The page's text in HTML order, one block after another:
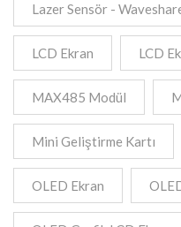
Lazer Sensör -
LCD Ekran LCD
MAX485 Modül
Mini Geliştirme Kartı
OLED Ekran